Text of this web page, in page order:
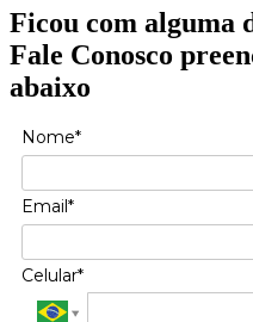
Ficou com alguma
Fale Conosco
abaixo
Nome*
Email*
Celular*